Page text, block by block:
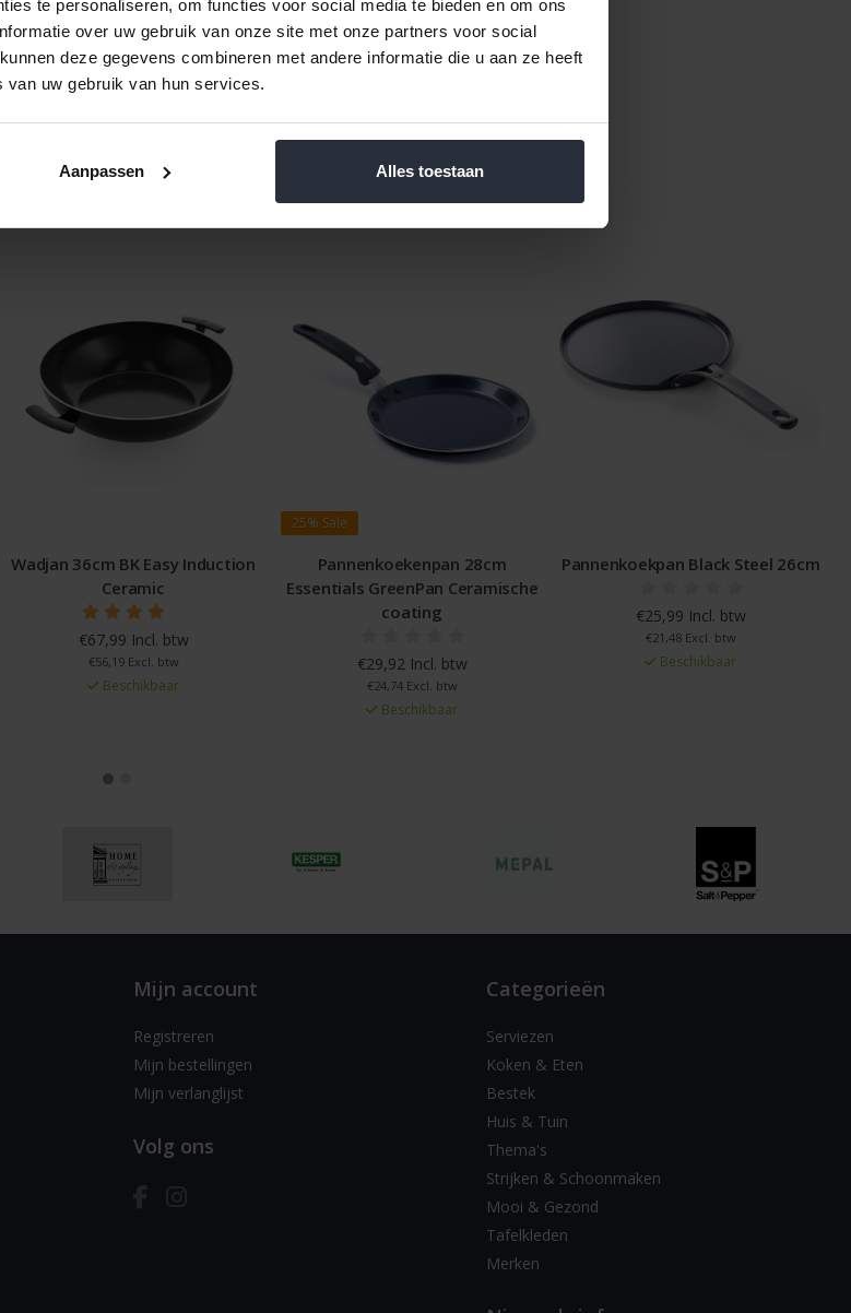
te personaliseren, om functies voor social media te bieden en om ons
over uw gebruik van onze site met onze partners voor social
deze gegevens combineren met andere informatie die u aan ze heeft
uw gebruik van hun services.
Aanpassen Alles toestaan
Bevat geen PFAS, PTFE, PFOA
Geschikt voor vetarm bakken
Vaatwasserbestendig
Pannenkoekenpan 28cm
Essentials GreenPan Ceramische
€29,92 Incl. btw
€24,74 Excl. btw
Pannenkoekpan Black Steel 26cm
€25,99 Incl. btw
Beschikbaar
Pannenkoekpan Full
€19,99 Incl. btw
€16,52 Excl. btw
Mijn account
Registreren
Mijn bestellingen
Mijn verlanglijst
Volg ons
Categorieën
Serviezen
Koken & Eten
Bestek
Huis & Tuin
Thema's
Strijken & Schoonmaken
Mooi & Gezond
Tafelkleden
Merken